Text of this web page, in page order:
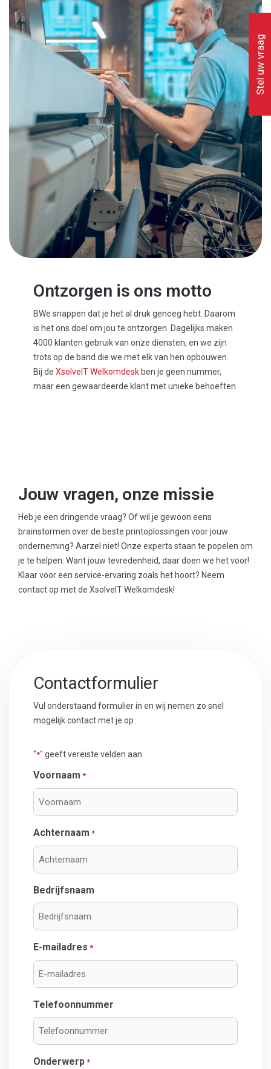
Ontzorgen is ons motto
BWe snappen dat je het al druk genoeg hebt. Daarom
is het ons doel om jou te ontzorgen. Dagelijks maken
4000 klanten gebruik van onze diensten, en we zijn
trots op de band die we met elk van hen opbouwen.
Bij de XsolveIT Welkomdesk ben je geen nummer,
maar een gewaardeerde klant met unieke behoeften.
Jouw vragen, onze missie
Heb je een dringende vraag? Of wil je gewoon eens
brainstormen over de beste printoplossingen voor jouw
onderneming? Aarzel niet! Onze experts staan te popelen om
je te helpen. Want jouw tevredenheid, daar doen we het voor!
Klaar voor een service-ervaring zoals het hoort? Neem
contact op met de XsolveIT Welkomdesk!
Contactformulier
Vul onderstaand formulier in en wij nemen zo snel
mogelijk contact met je op.
"*" geeft vereiste velden aan
Voornaam *
Achternaam *
Bedrijfsnaam
E-mailadres *
Telefoonnummer
Onderwerp *
Stel uw vraag